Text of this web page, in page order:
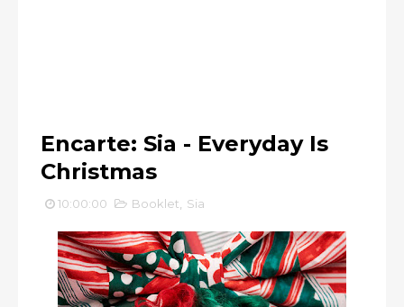
Encarte: Sia - Everyday Is
Christmas
10:00:00 Booklet Sia